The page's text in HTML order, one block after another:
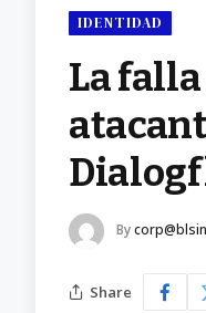
IDENTIDAD
La
By
Share